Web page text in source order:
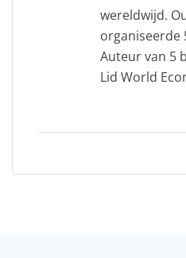
wereldwijd.
organiseerde
Auteur van 5
Lid World